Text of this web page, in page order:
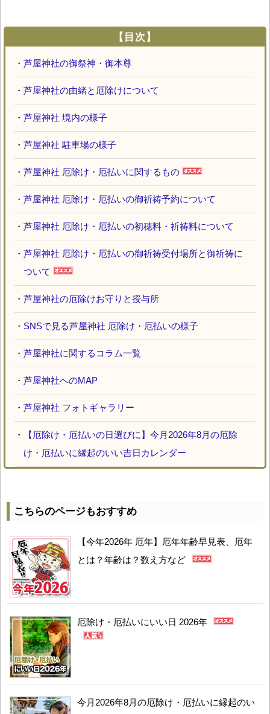
【目次】
・ 芦屋神社の御祭神・御本尊
・ 芦屋神社の由緒と厄除けについて
・ 芦屋神社 境内の様子
・ 芦屋神社 駐車場の様子
・ 芦屋神社 厄除け・厄払いに関するもの
・ 芦屋神社 厄除け・厄払いの御祈祷予約について
・ 芦屋神社 厄除け・厄払いの初穂料・祈祷料について
・ 芦屋神社 厄除け・厄払いの御祈祷受付場所と御祈祷に
ついて
・ 芦屋神社の厄除けお守りと授与所
・ SNSで見る芦屋神社 厄除け・厄払いの様子
・ 芦屋神社に関するコラム一覧
・ 芦屋神社へのMAP
・ 芦屋神社 フォトギャラリー
・
【厄除け・厄払いの日選びに】今月2026年8月の厄除
け・厄払いに縁起のいい吉日カレンダー
こちらのページもおすすめ
【今年2026年 厄年】厄年年齢早見表、厄年
とは？年齢は？数え方など
厄除け・厄払いにいい日 2026年
今月2026年8月の厄除け・厄払いに縁起のい